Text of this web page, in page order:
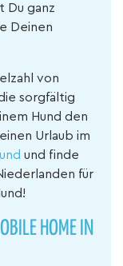
Du ganz
Deinen
von
sorgfältig
Hund den
Urlaub im
und finde
für
HOME IN